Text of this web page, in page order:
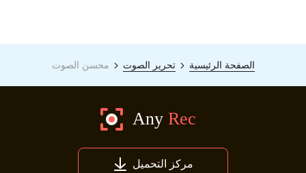
الصفحة الرئيسية تحرير الصوت محسن الصوت
مركز التحميل